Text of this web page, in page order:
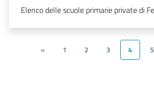
Elenco delle scuole primarie private di
« 1 2 3 4 5